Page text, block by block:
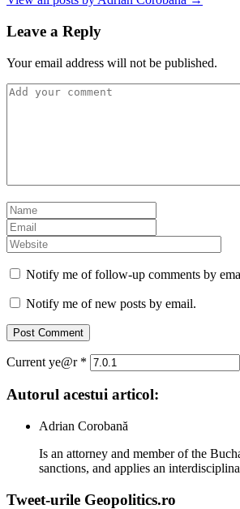
Leave a Reply
Your email address will not be published.
Notify me of follow-up comments by
Notify me of new posts by email.
Current ye@r *
Autorul acestui articol:
Adrian Corobană
Is an attorney and member of the
sanctions, and applies an
Tweet-urile Geopolitics.ro